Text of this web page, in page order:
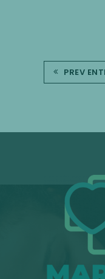
PREV